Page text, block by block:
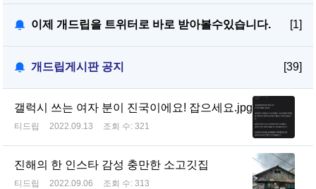
이제 개드립을 트위터로 바로 받아볼수있습니다. [1]
개드립게시판 공지 [39]
갤럭시 쓰는 여자 분이 진국이에요! 잡으세요.jpg
티드립 2022.09.13 조회 수: 321
진해의 한 인스타 감성 충만한 소고깃집
티드립 2022.09.06 조회 수: 313